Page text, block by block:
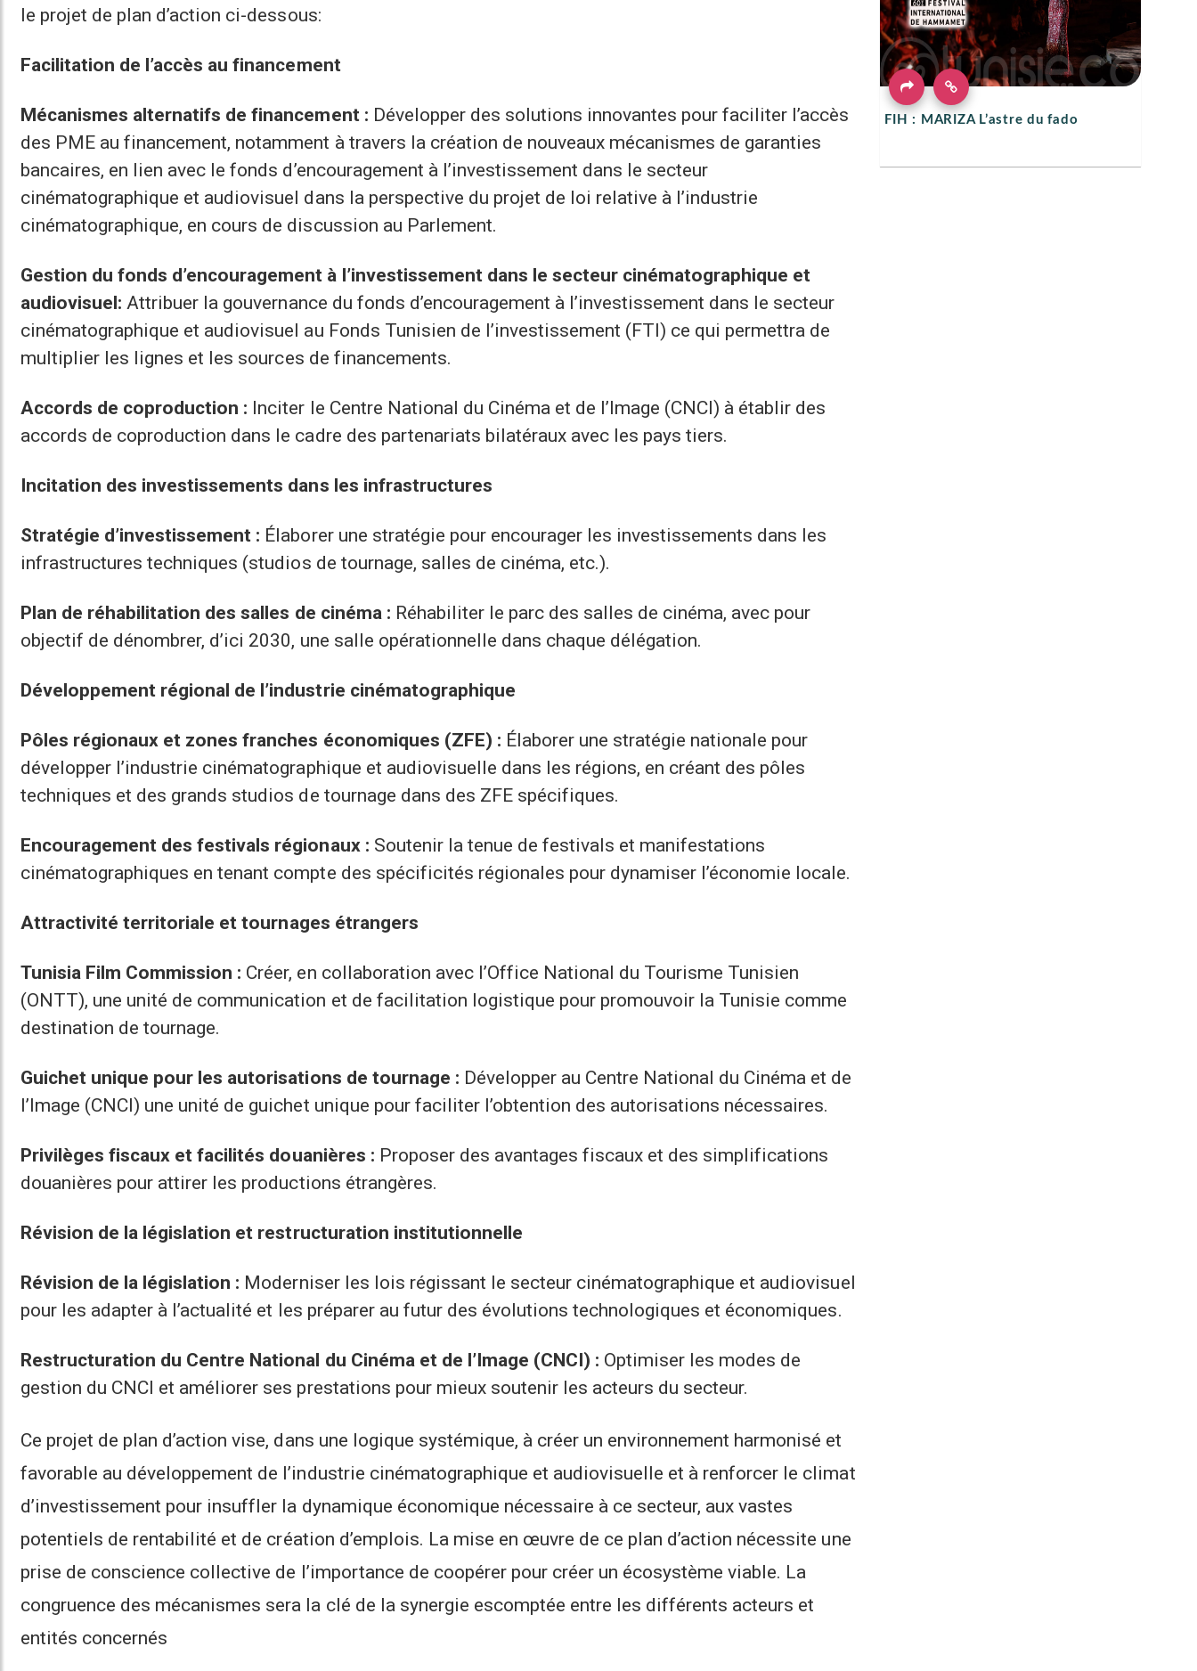
le projet de plan d’action ci-dessous:
Facilitation de l’accès au financement
Mécanismes alternatifs de financement : Développer des solutions innovantes pour faciliter l’accès
des PME au financement, notamment à travers la création de nouveaux mécanismes de garanties
bancaires, en lien avec le fonds d’encouragement à l’investissement dans le secteur
cinématographique et audiovisuel dans la perspective du projet de loi relative à l’industrie
cinématographique, en cours de discussion au Parlement.
Gestion du fonds d’encouragement à l’investissement dans le secteur cinématographique et
audiovisuel: Attribuer la gouvernance du fonds d’encouragement à l’investissement dans le secteur
cinématographique et audiovisuel au Fonds Tunisien de l’investissement (FTI) ce qui permettra de
multiplier les lignes et les sources de financements.
Accords de coproduction : Inciter le Centre National du Cinéma et de l’Image (CNCI) à établir des
accords de coproduction dans le cadre des partenariats bilatéraux avec les pays tiers.
Incitation des investissements dans les infrastructures
Stratégie d’investissement : Élaborer une stratégie pour encourager les investissements dans les
infrastructures techniques (studios de tournage, salles de cinéma, etc.).
Plan de réhabilitation des salles de cinéma : Réhabiliter le parc des salles de cinéma, avec pour
objectif de dénombrer, d’ici 2030, une salle opérationnelle dans chaque délégation.
Développement régional de l’industrie cinématographique
Pôles régionaux et zones franches économiques (ZFE) : Élaborer une stratégie nationale pour
développer l’industrie cinématographique et audiovisuelle dans les régions, en créant des pôles
techniques et des grands studios de tournage dans des ZFE spécifiques.
Encouragement des festivals régionaux : Soutenir la tenue de festivals et manifestations
cinématographiques en tenant compte des spécificités régionales pour dynamiser l’économie locale.
Attractivité territoriale et tournages étrangers
Tunisia Film Commission : Créer, en collaboration avec l’Office National du Tourisme Tunisien
(ONTT), une unité de communication et de facilitation logistique pour promouvoir la Tunisie comme
destination de tournage.
Guichet unique pour les autorisations de tournage : Développer au Centre National du Cinéma et de
l’Image (CNCI) une unité de guichet unique pour faciliter l’obtention des autorisations nécessaires.
Privilèges fiscaux et facilités douanières : Proposer des avantages fiscaux et des simplifications
douanières pour attirer les productions étrangères.
Révision de la législation et restructuration institutionnelle
Révision de la législation : Moderniser les lois régissant le secteur cinématographique et audiovisuel
pour les adapter à l’actualité et les préparer au futur des évolutions technologiques et économiques.
Restructuration du Centre National du Cinéma et de l’Image (CNCI) : Optimiser les modes de
gestion du CNCI et améliorer ses prestations pour mieux soutenir les acteurs du secteur.
Ce projet de plan d’action vise, dans une logique systémique, à créer un environnement harmonisé et
favorable au développement de l’industrie cinématographique et audiovisuelle et à renforcer le climat
d’investissement pour insuffler la dynamique économique nécessaire à ce secteur, aux vastes
potentiels de rentabilité et de création d’emplois. La mise en œuvre de ce plan d’action nécessite une
prise de conscience collective de l’importance de coopérer pour créer un écosystème viable. La
congruence des mécanismes sera la clé de la synergie escomptée entre les différents acteurs et
entités concernés
FIH : MARIZA L’astre du fado